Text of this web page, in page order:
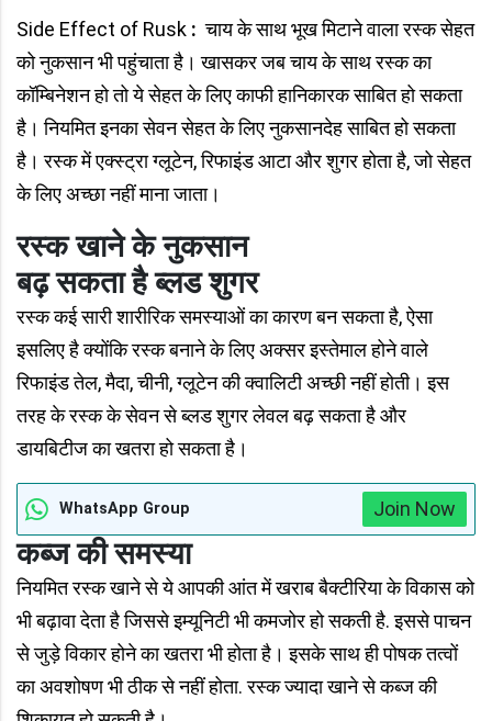
Side Effect of Rusk :चाय के साथ भूख मिटाने वाला रस्क सेहत
को नुकसान भी पहुंचाता है। खासकर जब चाय के साथ रस्क का
कॉम्बिनेशन हो तो ये सेहत के लिए काफी हानिकारक साबित हो सकता
है। नियमित इनका सेवन सेहत के लिए नुकसानदेह साबित हो सकता
है। रस्क में एक्स्ट्रा ग्लूटेन, रिफाइंड आटा और शुगर होता है, जो सेहत
के लिए अच्छा नहीं माना जाता।
रस्क खाने के नुकसान
बढ़ सकता है ब्लड शुगर
रस्क कई सारी शारीरिक समस्याओं का कारण बन सकता है, ऐसा
इसलिए है क्योंकि रस्क बनाने के लिए अक्सर इस्तेमाल होने वाले
रिफाइंड तेल, मैदा, चीनी, ग्लूटेन की क्वालिटी अच्छी नहीं होती। इस
तरह के रस्क के सेवन से ब्लड शुगर लेवल बढ़ सकता है और
डायबिटीज का खतरा हो सकता है।
WhatsApp Group Join Now
कब्ज की समस्या
नियमित रस्क खाने से ये आपकी आंत में खराब बैक्टीरिया के विकास को
भी बढ़ावा देता है जिससे इम्यूनिटी भी कमजोर हो सकती है. इससे पाचन
से जुड़े विकार होने का खतरा भी होता है। इसके साथ ही पोषक तत्वों
का अवशोषण भी ठीक से नहीं होता. रस्क ज्यादा खाने से कब्ज की